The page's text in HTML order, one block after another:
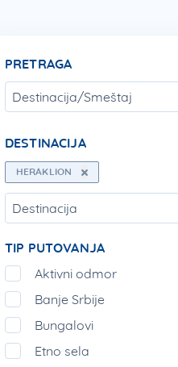
PRETRAGA
DESTINACIJA
HERAKLION
TIP PUTOVANJA
Aktivni odmor
Banje Srbije
Bungalovi
Etno sela